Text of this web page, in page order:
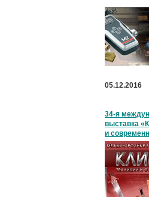
05.12.2016
34-я
выставка
и